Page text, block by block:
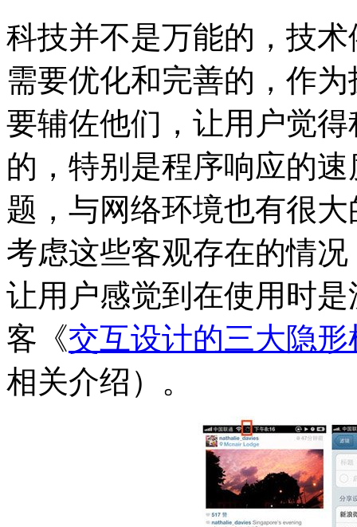
科技并不是万能的，技
需要优化和完善的，作
要辅佐他们，让用户觉
的，特别是程序响应的
题，与网络环境也有很
考虑这些客观存在的情
让用户感觉到在使用时
客《交互设计的三大隐
相关介绍）。